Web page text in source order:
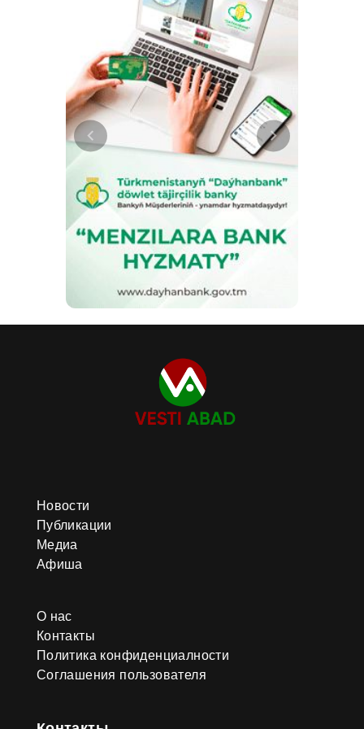
политической, экономической и
гуманитарной сферах.
пшеницы, расчётов с
производителями
сельхозпродукции и
строительства объектов в рамках
Национальной сельской
программы. Кроме того,
состоялись встречи Президента
Сердара Бердымухамедова с
министром дорог и городского
строительства Исламской
Республики Иран Фарзане Садег
Малваджерд и Президентом
Европейского банка
реконструкции и развития Одиль
Рено-Бассо. 29 июля в Меджлисе
верительные грамоты нового
Чрезвычайного и Полномочного
Посла Алжирской Народной
Туркменистане Бумедиена
перспективы развития
июля в Центре общественных
организаций страны прошла
конференция «Халк Маслахаты
Туркменистана – совершенный
образец демократии и единства»,
посвящённая подготовке к
делегации в чемпионате мира по
конному спорту и конкурсе
Новости
Публикации
Медиа
Афиша
О нас
Контакты
Политика конфиденциалности
Соглашения пользователя